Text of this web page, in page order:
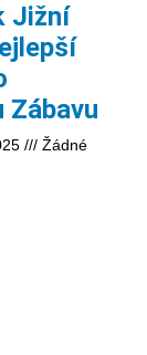
Jižní
Zábavu
Žádné